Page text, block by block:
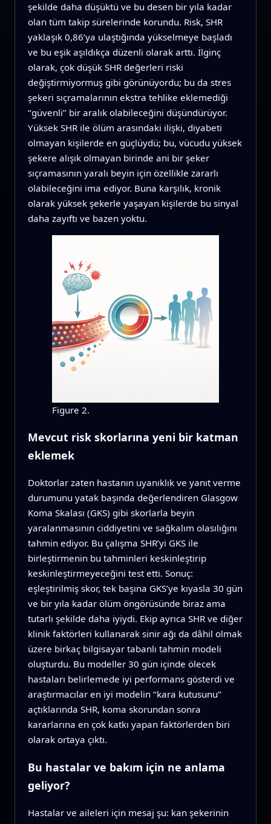
şekilde daha düşüktü ve bu desen bir yıla kadar
olan tüm takip sürelerinde korundu. Risk, SHR
yaklaşık 0,86’ya ulaştığında yükselmeye başladı
ve bu eşik aşıldıkça düzenli olarak arttı. İlginç
olarak, çok düşük SHR değerleri riski
değiştirmiyormuş gibi görünüyordu; bu da stres
şekeri sıçramalarının ekstra tehlike eklemediği
‘‘güvenli’’ bir aralık olabileceğini düşündürüyor.
Yüksek SHR ile ölüm arasındaki ilişki, diyabeti
olmayan kişilerde en güçlüydü; bu, vücudu yüksek
şekere alışık olmayan birinde ani bir şeker
sıçramasının yaralı beyin için özellikle zararlı
olabileceğini ima ediyor. Buna karşılık, kronik
olarak yüksek şekerle yaşayan kişilerde bu sinyal
daha zayıftı ve bazen yoktu.
Figure 2.
Mevcut risk skorlarına yeni bir katman
eklemek
Doktorlar zaten hastanın uyanıklık ve yanıt verme
durumunu yatak başında değerlendiren Glasgow
Koma Skalası (GKS) gibi skorlarla beyin
yaralanmasının ciddiyetini ve sağkalım olasılığını
tahmin ediyor. Bu çalışma SHR’yi GKS ile
birleştirmenin bu tahminleri keskinleştirip
keskinleştirmeyeceğini test etti. Sonuç:
eşleştirilmiş skor, tek başına GKS’ye kıyasla 30 gün
ve bir yıla kadar ölüm öngörüsünde biraz ama
tutarlı şekilde daha iyiydi. Ekip ayrıca SHR ve diğer
klinik faktörleri kullanarak sinir ağı da dâhil olmak
üzere birkaç bilgisayar tabanlı tahmin modeli
oluşturdu. Bu modeller 30 gün içinde ölecek
hastaları belirlemede iyi performans gösterdi ve
araştırmacılar en iyi modelin ‘‘kara kutusunu’’
açtıklarında SHR, koma skorundan sonra
kararlarına en çok katkı yapan faktörlerden biri
olarak ortaya çıktı.
Bu hastalar ve bakım için ne anlama
geliyor?
Hastalar ve aileleri için mesaj şu: kan şekerinin